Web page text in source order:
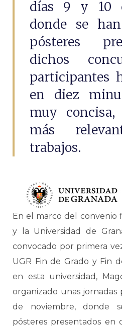
días 9 y 10
donde se
pósteres
dichos
participantes
en diez
muy concisa,
más
trabajos.
En el marco del convenio
y la Universidad de
convocado por primera
UGR Fin de Grado y Fin
en esta universidad,
organizado unas jornadas
de noviembre, donde
pósteres presentados en